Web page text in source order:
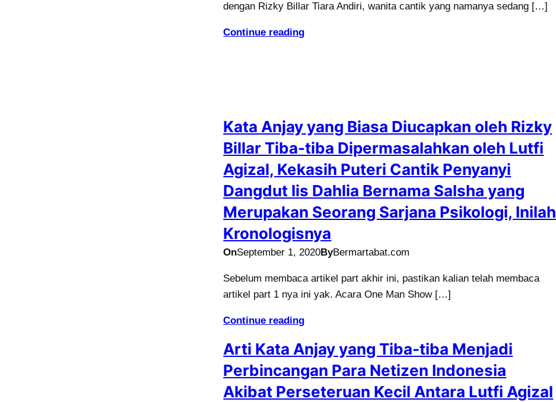
dengan Rizky Billar Tiara Andiri, wanita cantik yang namanya sedang […]
Continue reading
Kata Anjay yang Biasa Diucapkan oleh Rizky
Billar Tiba-tiba Dipermasalahkan oleh Lutfi
Agizal, Kekasih Puteri Cantik Penyanyi
Dangdut Iis Dahlia Bernama Salsha yang
Merupakan Seorang Sarjana Psikologi, Inilah
Kronologisnya
OnSeptember 1, 2020ByBermartabat.com
Sebelum membaca artikel part akhir ini, pastikan kalian telah membaca
artikel part 1 nya ini yak. Acara One Man Show […]
Continue reading
Arti Kata Anjay yang Tiba-tiba Menjadi
Perbincangan Para Netizen Indonesia
Akibat Perseteruan Kecil Antara Lutfi Agizal